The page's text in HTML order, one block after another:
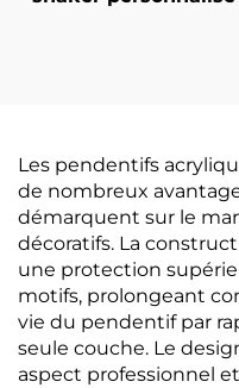
Les pendentifs
de nombreux
démarquent sur le
décoratifs. La
une protection
motifs, prolongeant
vie du pendentif par
seule couche. Le
aspect professionnel